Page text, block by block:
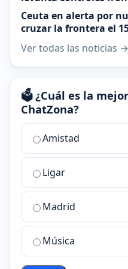
Ceuta en alerta por
cruzar la frontera el
Ver todas las noticias →
🗳️ ¿Cuál es la
ChatZona?
¿Cuál
la
mejor
sala
chat
ChatZona?
Amistad
Ligar
Madrid
Música